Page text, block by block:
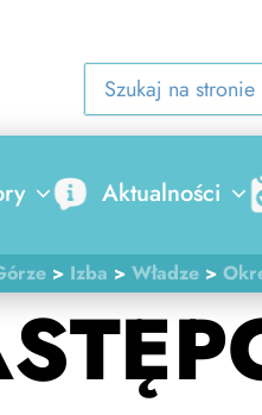
Aktualności
> Izba > Władze>